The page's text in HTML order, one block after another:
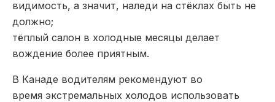
видимость, а значит, наледи на стёклах быть не
должно;
тёплый салон в холодные месяцы делает
вождение более приятным.
В Канаде водителям рекомендуют во
время экстремальных холодов использовать